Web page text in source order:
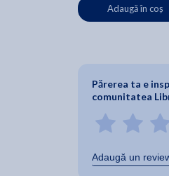
Adaugă în coș
Părerea ta e
comunitatea
Adaugă un